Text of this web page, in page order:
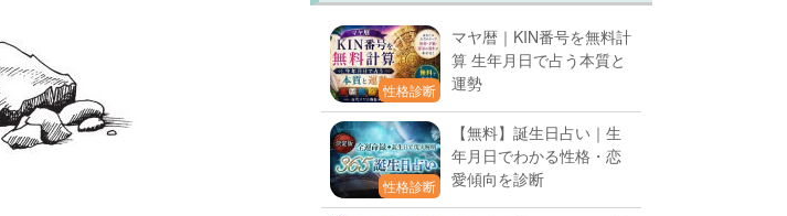
性格診断
マヤ暦｜KIN番号を無料計
算 生年月日で占う本質と
運勢
性格診断
【無料】誕生日占い｜生
年月日でわかる性格・恋
愛傾向を診断